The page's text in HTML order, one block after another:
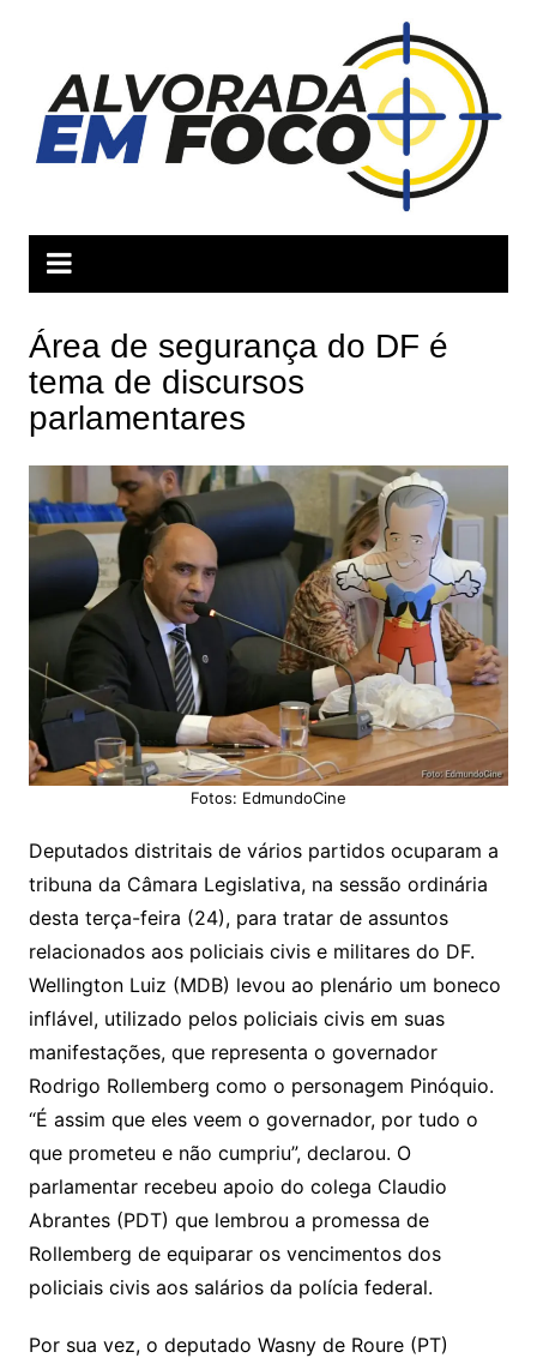
conteúdo
Área de segurança do DF é
tema de discursos
parlamentares
Fotos: EdmundoCine
Deputados distritais de vários partidos ocuparam a
tribuna da Câmara Legislativa, na sessão ordinária
desta terça-feira (24), para tratar de assuntos
relacionados aos policiais civis e militares do DF.
Wellington Luiz (MDB) levou ao plenário um boneco
inflável, utilizado pelos policiais civis em suas
manifestações, que representa o governador
Rodrigo Rollemberg como o personagem Pinóquio.
“É assim que eles veem o governador, por tudo o
que prometeu e não cumpriu”, declarou. O
parlamentar recebeu apoio do colega Claudio
Abrantes (PDT) que lembrou a promessa de
Rollemberg de equiparar os vencimentos dos
policiais civis aos salários da polícia federal.
Por sua vez, o deputado Wasny de Roure (PT)